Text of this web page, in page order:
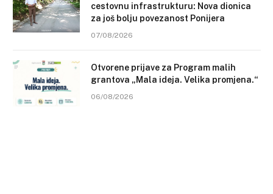
cestovnu infrastrukturu: Nova dionica
za još bolju povezanost Ponijera
07/08/2026
Otvorene prijave za Program malih
grantova „Mala ideja. Velika promjena.“
06/08/2026